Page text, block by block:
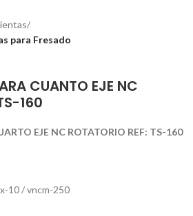
para Fresado
CUANTO EJE NC
160
EJE NC ROTATORIO REF: TS-160
10 / vncm-250